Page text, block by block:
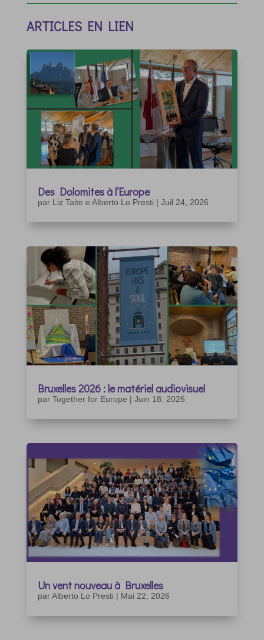
ARTICLES EN LIEN
Des Dolomites à l’Europe
par Liz Taite e Alberto Lo Presti | Juil 24, 2026
Bruxelles 2026 : le matériel audiovisuel
par Together for Europe | Juin 18, 2026
Un vent nouveau à Bruxelles
parAlberto Lo Presti | Mai 22, 2026